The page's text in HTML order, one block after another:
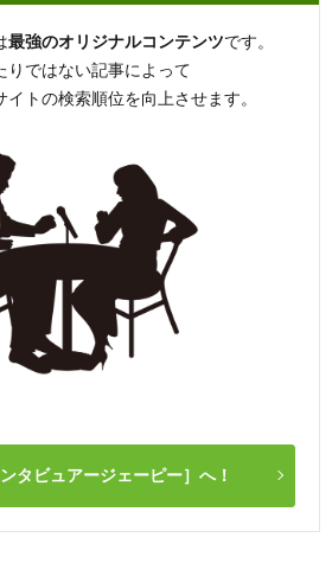
最強のオリジナルコンテンツです。
りではない記事によって
トの検索順位を向上させます。
タビュアージェーピー］へ！